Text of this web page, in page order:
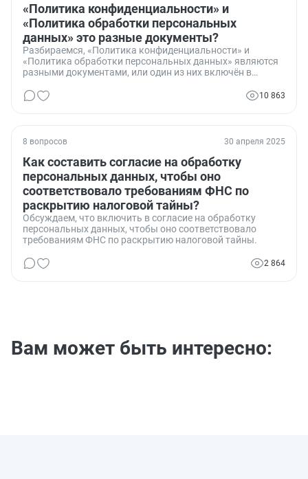
«Политика конфиденциальности» и
«Политика обработки персональных
данных» это разные документы?
Разбираемся, «Политика конфиденциальности» и
«Политика обработки персональных данных» являются
разными документами, или один из них включён в
10 863
8 вопросов 30 апреля 2025
Как составить согласие на обработку
персональных данных, чтобы оно
соответствовало требованиям ФНС по
раскрытию налоговой тайны?
Обсуждаем, что включить в согласие на обработку
персональных данных, чтобы оно соответствовало
требованиям ФНС по раскрытию налоговой тайны.
2 864
Вам может быть интересно: